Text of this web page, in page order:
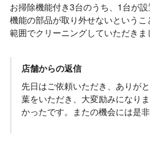
お掃除機能付き3台のうち、1台が
機能の部品が取り外せないという
範囲でクリーニングしていただきました。 どの作業にも
とリスクについてのお話もありつ
ついても無駄がなく、床や畳を傷
てくださいました。外水栓の使用
見受けしましたので、外水栓がな
けずに作業されるのだろうなと思いました。 とて
かも二階での作業時間は本当に暑
なさらずに作業してくださいまして、
店舗からの返信
先日はご依頼いただき、ありが
葉をいただき、大変励みになり
かったです。またの機会には是